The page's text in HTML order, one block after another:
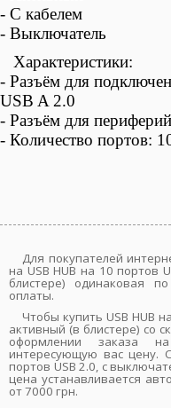
- С кабелем
- Выключатель
Характеристики:
- Разъём для
USB A 2.0
- Разъём для
- Количество портов:
Для покупателей
на USB HUB на 10 портов
блистере) одинаковая
оплаты.
Чтобы купить USB HUB
активный (в блистере) со
оформлении заказа
интересующую вас цену.
портов USB 2.0, с
цена устанавливается
от 7000 грн.